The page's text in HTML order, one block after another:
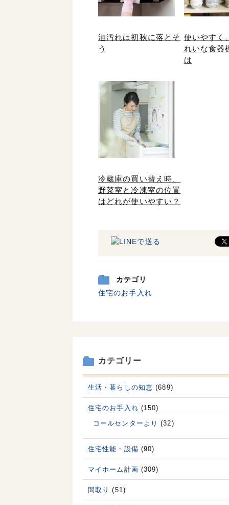
油汚れは初秋に落とそ
う
使いやすく
れいな食器
は
冷蔵庫の買い替え時、
野菜室と冷凍室の位置
はどれが使いやすい？
カテゴリ
住宅のお手入れ
カテゴリー
生活・暮らしの知恵 (689)
住宅のお手入れ (150)
コールセンターより (32)
住宅性能・設備 (90)
マイホーム計画 (309)
間取り (51)